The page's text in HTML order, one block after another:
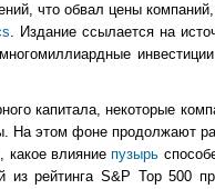
что обвал цены
. Издание ссылается на
капитала, некоторые
На этом фоне продолжают
какое влияниепузырь
рейтинга S&P Top 500